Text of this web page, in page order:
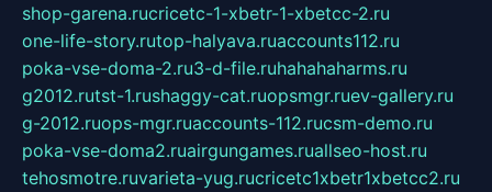
shop-garena.rucricetc-1-xbetr-1-xbetcc-2.ru
one-life-story.rutop-halyava.ruaccounts112.ru
poka-vse-doma-2.ru3-d-file.ruhahahaharms.ru
g2012.rutst-1.rushaggy-cat.ruopsmgr.ruev-gallery.ru
g-2012.ruops-mgr.ruaccounts-112.rucsm-demo.ru
poka-vse-doma2.ruairgungames.ruallseo-host.ru
tehosmotre.ruvarieta-yug.rucricetc1xbetr1xbetcc2.ru